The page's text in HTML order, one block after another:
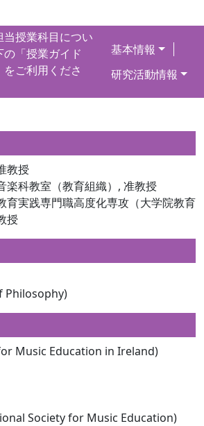
授業科目につい
「授業ガイド
をご利用くださ
基本情報
研究活動情報
教授
楽科教室（教育組織）, 准教授
育実践専門職高度化専攻（大学院教育
授
Philosophy)
Music Education in Ireland)
Society for Music Education)